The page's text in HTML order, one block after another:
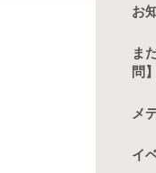
お
ま
問】
メ
イ